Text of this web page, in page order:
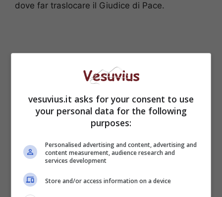
dove far traslocare il Giudice di Pace.
Dopo l’incontro svoltosi nei giorni scorsi a
Qualiano tra i sindaci del comprensorio,
prossimo 7 giugno è prevista una nuova
vesuvius.it asks for your consent to use
your personal data for the following
purposes:
Personalised advertising and content, advertising and
content measurement, audience research and
services development
Store and/or access information on a device